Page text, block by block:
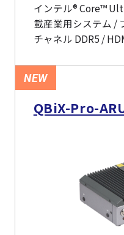
インテル® Core™
載産業用システム /
チャネル DDR5 /
NEW
QBiX-Pro-